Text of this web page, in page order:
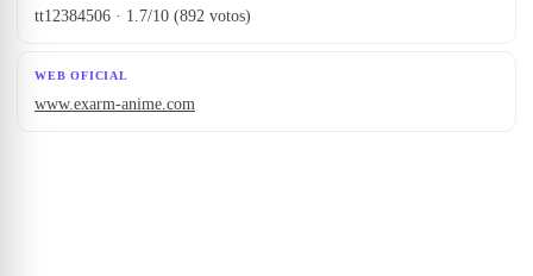
tt12384506 · 1.7/10 (892 votos)
WEB OFICIAL
www.exarm-anime.com